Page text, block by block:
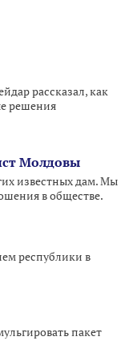
рассказал, как
решения
Молдовы
известных дам. Мы
в обществе.
республики в
пакет